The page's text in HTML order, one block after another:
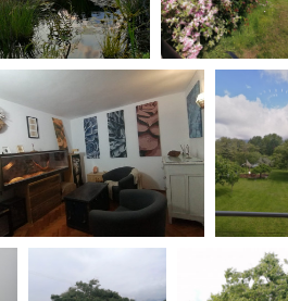
- Erasmus +
e location della
Sorrentino
Lavora
Stage -
Elenco